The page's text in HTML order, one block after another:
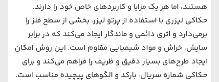
هستند، اما هر یک مزایا و کاربردهای خاص خود را دارند.
حکاکی لیزری با استفاده از پرتو لیزر، بخشی از سطح فلز را
برمی‌دارد و اثری دائمی و ماندگار ایجاد می‌کند که در برابر
سایش، خراش و مواد شیمیایی مقاوم است. این روش امکان
ایجاد طرح‌های بسیار دقیق و ظریف را فراهم می‌کند و برای
حکاکی شماره سریال، بارکد و الگوهای پیچیده مناسب است.